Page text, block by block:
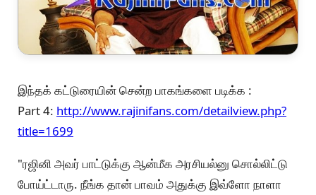
இந்தக் கட்டுரையின் சென்ற பாகங்களை படிக்க :
Part 4: http://www.rajinifans.com/detailview.php?
title=1699
"ரஜினி அவர் பாட்டுக்கு ஆன்மீக அரசியல்னு சொல்லிட்டு
போய்ட்டாரு. நீங்க தான் பாவம் அதுக்கு இவ்ளோ நாளா